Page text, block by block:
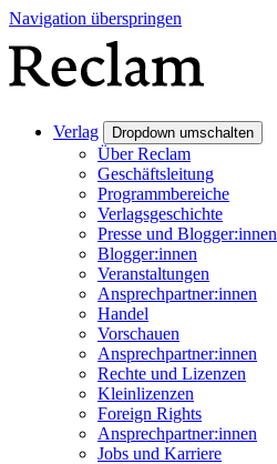
Navigation überspringen
Verlag Dropdown umschalten
Über Reclam
Geschäftsleitung
Programmbereiche
Verlagsgeschichte
Presse und Blogger:innen
Blogger:innen
Veranstaltungen
Ansprechpartner:innen
Handel
Vorschauen
Ansprechpartner:innen
Rechte und Lizenzen
Kleinlizenzen
Foreign Rights
Ansprechpartner:innen
Jobs und Karriere